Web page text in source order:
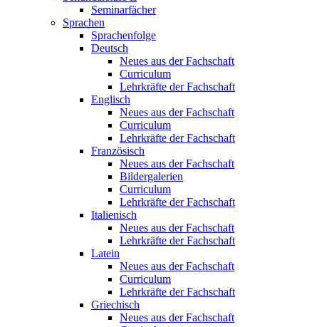
Seminarfächer
Sprachen
Sprachenfolge
Deutsch
Neues aus der Fachschaft
Curriculum
Lehrkräfte der Fachschaft
Englisch
Neues aus der Fachschaft
Curriculum
Lehrkräfte der Fachschaft
Französisch
Neues aus der Fachschaft
Bildergalerien
Curriculum
Lehrkräfte der Fachschaft
Italienisch
Neues aus der Fachschaft
Lehrkräfte der Fachschaft
Latein
Neues aus der Fachschaft
Curriculum
Lehrkräfte der Fachschaft
Griechisch
Neues aus der Fachschaft